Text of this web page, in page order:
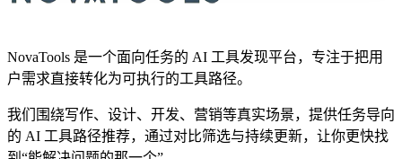
NovaTools 是一个面向任务的 AI 工具发现平台，专注于把用
户需求直接转化为可执行的工具路径。
我们围绕写作、设计、开发、营销等真实场景，提供任务导向
的 AI 工具路径推荐，通过对比筛选与持续更新，让你更快找